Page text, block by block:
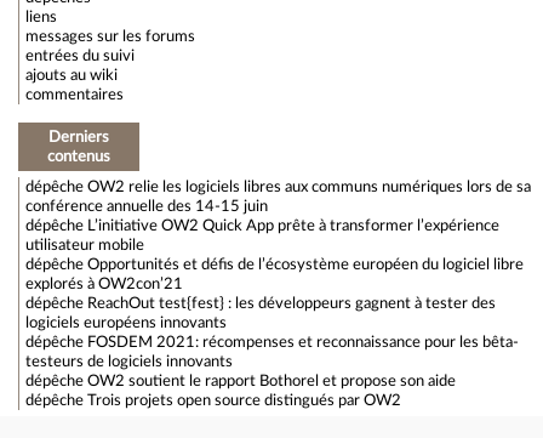
liens
messages sur les forums
entrées du suivi
ajouts au wiki
commentaires
Derniers
contenus
dépêche OW2 relie les logiciels libres aux communs numériques lors de sa
conférence annuelle des 14-15 juin
dépêche
L’initiative OW2 Quick App prête à transformer l’expérience
utilisateur mobile
dépêche Opportunités et défis de l’écosystème européen du logiciel libre
explorés à OW2con’21
dépêche ReachOut test{fest} : les développeurs gagnent à tester des
logiciels européens innovants
dépêche FOSDEM 2021: récompenses et reconnaissance pour les bêta-
testeurs de logiciels innovants
dépêche OW2 soutient le rapport Bothorel et propose son aide
dépêche Trois projets open source distingués par OW2